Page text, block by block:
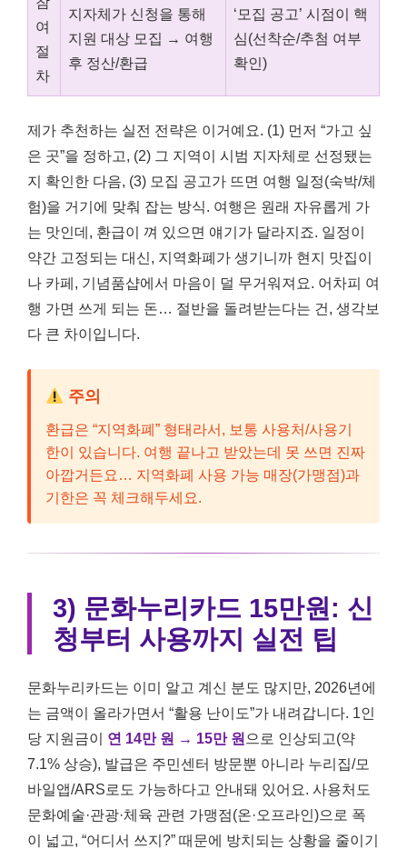
여
절
차
지자체가 신청을 통해
지원 대상 모집 → 여행
후 정산/환급
‘모집 공고’ 시점이 핵
심(선착순/추첨 여부
확인)
제가 추천하는 실전 전략은 이거예요. (1) 먼저 “가고 싶
은 곳”을 정하고, (2) 그 지역이 시범 지자체로 선정됐는
지 확인한 다음, (3) 모집 공고가 뜨면 여행 일정(숙박/체
험)을 거기에 맞춰 잡는 방식. 여행은 원래 자유롭게 가
는 맛인데, 환급이 껴 있으면 얘기가 달라지죠. 일정이
약간 고정되는 대신, 지역화폐가 생기니까 현지 맛집이
나 카페, 기념품샵에서 마음이 덜 무거워져요. 어차피 여
행 가면 쓰게 되는 돈… 절반을 돌려받는다는 건, 생각보
다 큰 차이입니다.
주의
환급은 “지역화폐” 형태라서, 보통 사용처/사용기
한이 있습니다. 여행 끝나고 받았는데 못 쓰면 진짜
아깝거든요… 지역화폐 사용 가능 매장(가맹점)과
기한은 꼭 체크해두세요.
3) 문화누리카드 15만원: 신
청부터 사용까지 실전 팁
문화누리카드는 이미 알고 계신 분도 많지만, 2026년에
는 금액이 올라가면서 “활용 난이도”가 내려갑니다. 1인
당 지원금이 연 14만 원 → 15만 원 으로 인상되고(약
7.1% 상승), 발급은 주민센터 방문뿐 아니라 누리집/모
바일앱/ARS로도 가능하다고 안내돼 있어요. 사용처도
문화예술·관광·체육 관련 가맹점(온·오프라인)으로 폭
이 넓고, “어디서 쓰지?” 때문에 방치되는 상황을 줄이기